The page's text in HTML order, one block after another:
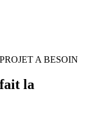
A BESOIN
la